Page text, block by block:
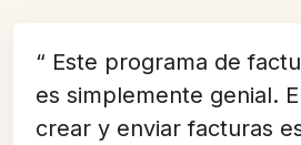
“ Este programa de
es simplemente genial.
crear y enviar facturas